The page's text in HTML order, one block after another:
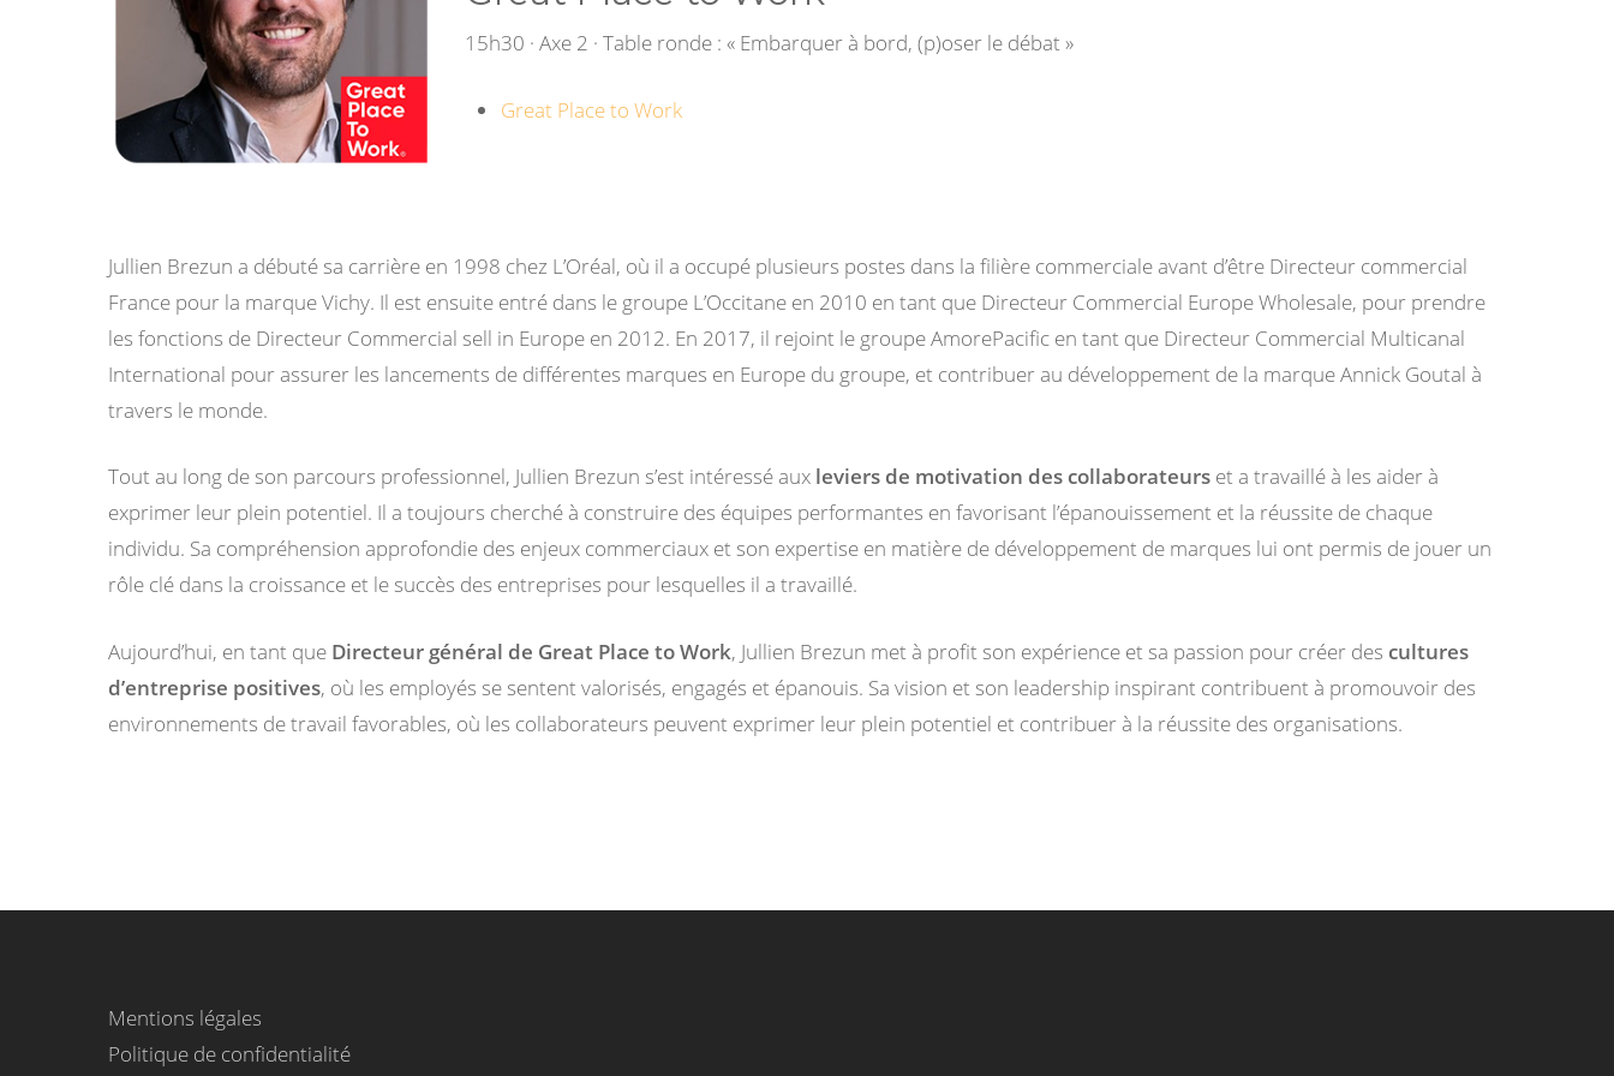
15h30 · Axe 2 · Table ronde : « Embarquer à bord, (p)oser le débat »
Great Place to Work
Jullien Brezun a débuté sa carrière en 1998 chez L’Oréal, où il a occupé plusieurs postes dans la filière commerciale avant d’être Directeur commercial
France pour la marque Vichy. Il est ensuite entré dans le groupe L’Occitane en 2010 en tant que Directeur Commercial Europe Wholesale, pour prendre
les fonctions de Directeur Commercial sell in Europe en 2012. En 2017, il rejoint le groupe AmorePacific en tant que Directeur Commercial Multicanal
International pour assurer les lancements de différentes marques en Europe du groupe, et contribuer au développement de la marque Annick Goutal à
travers le monde.
Tout au long de son parcours professionnel, Jullien Brezun s’est intéressé aux leviers de motivation des collaborateurs et a travaillé à les aider à
exprimer leur plein potentiel. Il a toujours cherché à construire des équipes performantes en favorisant l’épanouissement et la réussite de chaque
individu. Sa compréhension approfondie des enjeux commerciaux et son expertise en matière de développement de marques lui ont permis de jouer un
rôle clé dans la croissance et le succès des entreprises pour lesquelles il a travaillé.
Aujourd’hui, en tant que Directeur général de Great Place to Work, Jullien Brezun met à profit son expérience et sa passion pour créer des cultures
d’entreprise positives, où les employés se sentent valorisés, engagés et épanouis. Sa vision et son leadership inspirant contribuent à promouvoir des
environnements de travail favorables, où les collaborateurs peuvent exprimer leur plein potentiel et contribuer à la réussite des organisations.
Mentions légales
Politique de confidentialité